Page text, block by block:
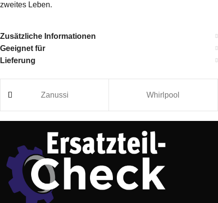
zweites Leben.
Zusätzliche Informationen
Geeignet für
Lieferung
Zanussi Whirlpool